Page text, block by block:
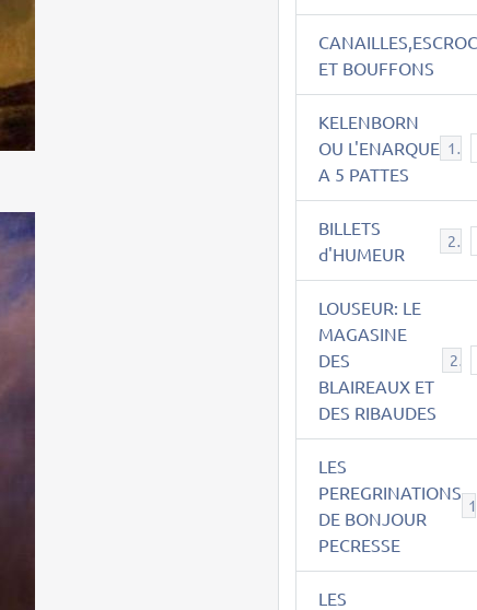
ET BOUFFONS
KELENBORN
OU L'ENARQUE
A 5 PATTES
14
BILLETS
d'HUMEUR
2
LOUSEUR: LE
MAGASINE
DES
BLAIREAUX ET
DES RIBAUDES
21
LES
PEREGRINATIONS
DE BONJOUR
PECRESSE
14
LES